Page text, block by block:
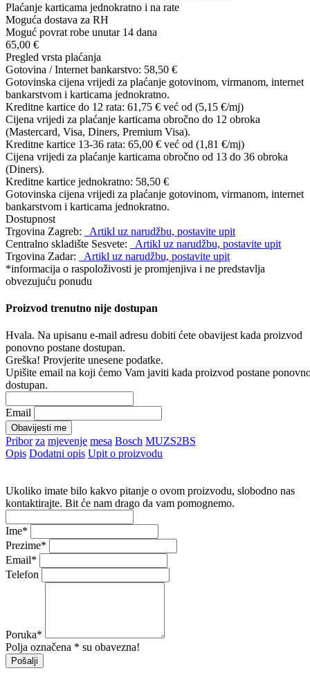
Plaćanje karticama jednokratno i na rate
Moguća dostava za RH
Moguć povrat robe unutar 14 dana
65,00 €
Pregled vrsta plaćanja
Gotovina / Internet bankarstvo: 58,50 €
Gotovinska cijena vrijedi za plaćanje gotovinom, virmanom, internet
bankarstvom i karticama jednokratno.
Kreditne kartice do 12 rata: 61,75 € već od (5,15 €/mj)
Cijena vrijedi za plaćanje karticama obročno do 12 obroka
(Mastercard, Visa, Diners, Premium Visa).
Kreditne kartice 13-36 rata: 65,00 € već od (1,81 €/mj)
Cijena vrijedi za plaćanje karticama obročno od 13 do 36 obroka
(Diners).
Kreditne kartice jednokratno: 58,50 €
Gotovinska cijena vrijedi za plaćanje gotovinom, virmanom, internet
bankarstvom i karticama jednokratno.
Dostupnost
Trgovina Zagreb:
Artikl uz narudžbu, postavite upit
Centralno skladište Sesvete:
Artikl uz narudžbu, postavite upit
Trgovina Zadar:
Artikl uz narudžbu, postavite upit
*informacija o raspoloživosti je promjenjiva i ne predstavlja
obvezujuću ponudu
Proizvod trenutno nije dostupan
Hvala. Na upisanu e-mail adresu dobiti ćete obavijest kada proizvod
ponovno postane dostupan.
Greška! Provjerite unesene podatke.
Upišite email na koji ćemo Vam javiti kada proizvod postane
dostupan.
Email
Obavijesti me
Pribor za mjevenje mesa Bosch MUZS2BS
Opis Dodatni opis Upit o proizvodu
Ukoliko imate bilo kakvo pitanje o ovom proizvodu, slobodno nas
kontaktirajte. Bit će nam drago da vam pomognemo.
Ime*
Prezime*
Email*
Telefon
Poruka*
Polja označena * su obavezna!
Pošalji